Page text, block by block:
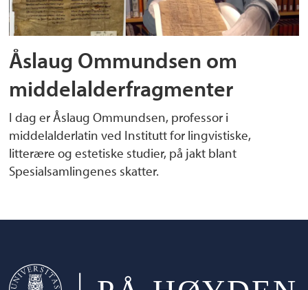
Åslaug Ommundsen om
middelalderfragmenter
I dag er Åslaug Ommundsen, professor i
middelalderlatin ved Institutt for lingvistiske,
litterære og estetiske studier, på jakt blant
Spesialsamlingenes skatter.